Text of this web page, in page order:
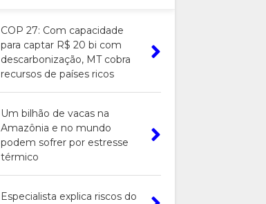
COP 27: Com capacidade
para captar R$ 20 bi com
descarbonização, MT cobra
recursos de países ricos
Um bilhão de vacas na
Amazônia e no mundo
podem sofrer por estresse
térmico
Especialista explica riscos do